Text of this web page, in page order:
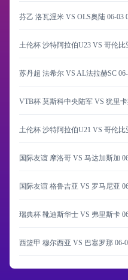
芬乙 洛瓦涅米 VS OLS奥陆 06-03
土伦杯 沙特阿拉伯U23 VS 哥伦比
苏丹超 法希尔 VS AL法拉赫SC
VTB杯 莫斯科中央陆军 VS 犹里
土伦杯 沙特阿拉伯U21 VS 哥伦比
国际友谊 摩洛哥 VS 马达加斯加
国际友谊 格鲁吉亚 VS 罗马尼亚
瑞典杯 靴迪斯华士 VS 弗里斯卡
西篮甲 穆尔西亚 VS 巴塞罗那 06-